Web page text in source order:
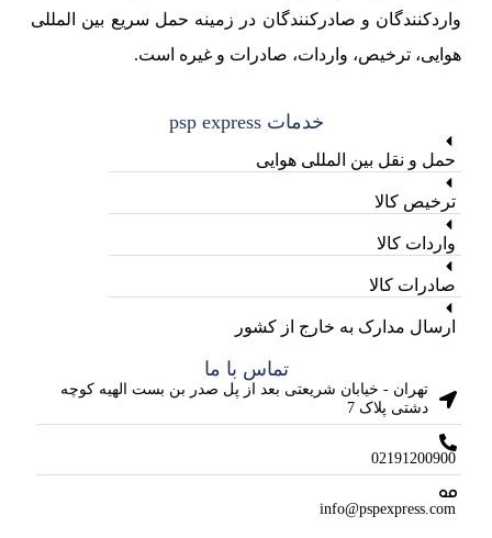
واردکنندگان و صادرکنندگان در زمینه حمل سریع بین المللی
هوایی، ترخیص، واردات، صادرات و غیره است.
خدمات psp express
حمل و نقل بین المللی هوایی
ترخیص کالا
واردات کالا
صادرات کالا
ارسال مدارک به خارج از کشور
تماس با ما
تهران - خیابان شریعتی بعد از پل صدر بن بست الهیه کوچه
دشتی پلاک 7
02191200900
info@pspexpress.com